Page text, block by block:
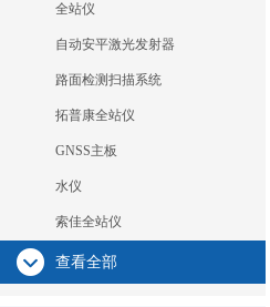
全站仪
自动安平激光发射器
路面检测扫描系统
拓普康全站仪
GNSS主板
水仪
索佳全站仪
查看全部